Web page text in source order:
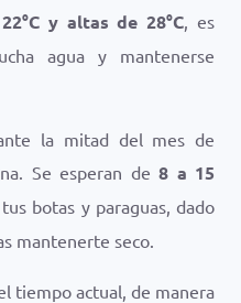
22°C y altas de28°C, es
agua y mantenerse
la mitad del mes de
Se esperan de8 a 15
botas y paraguas, dado
mantenerte seco.
tiempo actual, de manera